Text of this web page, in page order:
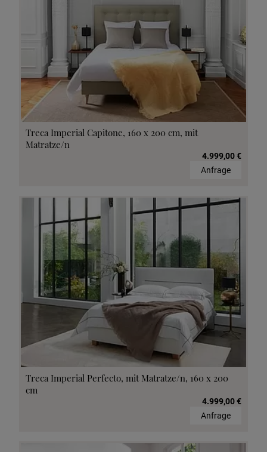
Treca Imperial Capitone, 160 x 200 cm, mit
Matratze/n
4.999,00 €
Anfrage
Treca Imperial Perfecto, mit Matratze/n, 160 x 200
cm
4.999,00 €
Anfrage